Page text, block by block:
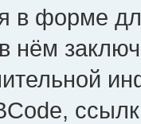
в форме
нём